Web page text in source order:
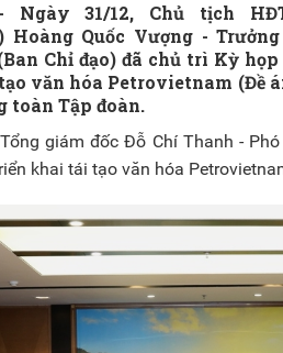
Ngày 31/12, Chủ tịch
Hoàng Quốc Vượng -
Chỉ đạo) đã chủ trì Kỳ
văn hóa Petrovietnam (Đề
toàn Tập đoàn.
giám đốc Đỗ Chí Thanh -
khai tái tạo văn hóa